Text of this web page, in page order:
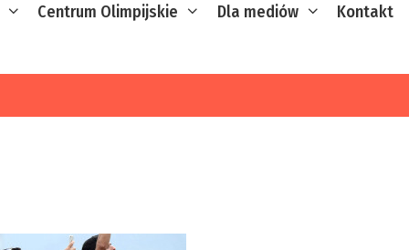
Centrum Olimpijskie Dla mediów Kontakt